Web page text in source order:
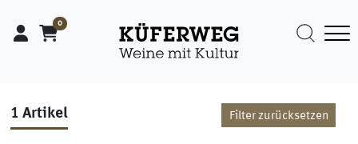
0
1 Artikel Filter zurücksetzen